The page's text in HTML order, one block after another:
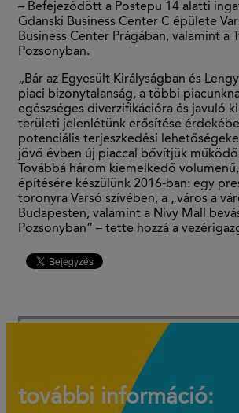
– Befejeződött a Postepu 14 alatti
Gdanski Business Center C épülete
Business Center Prágában, valamint a
Pozsonyban.
„Bár az Egyesült Királyságban és
piaci bizonytalanság, a többi
egészséges diverzifikációra és javuló
területi jelenlétünk erősítése
potenciális terjeszkedési
jövő évben új piaccal bővítjük
Továbbá három kiemelkedő
építésére készülünk 2016-ban: egy
toronyra Varsó szívében, a „város a
Budapesten, valamint a Nivy Mall
Pozsonyban” – tette hozzá a
további információ: